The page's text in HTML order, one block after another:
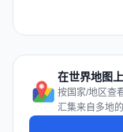
在世界地图
按国家/地区查
汇集来自多地